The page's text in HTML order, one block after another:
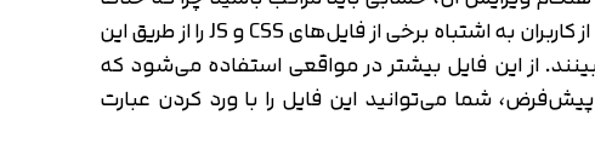
یا اضافه کردن یک دستور اشتباه به این فایل روی دیده شدن سایت شما اثرگذار خواهد بود. متاسفانه، بسیاری از کاربران به اشتباه برخی از فایل‌های CSS و JS را از طریق این
از این فایل بیشتر در مواقعی استفاده می‌شود که
شما می‌توانید این فایل را با ورد کردن عبارت